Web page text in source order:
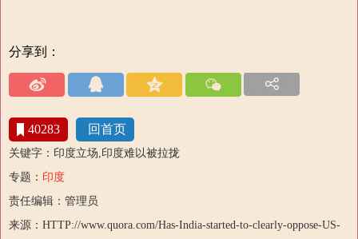
分享到：
40283 回首页
关键字：印度立场,印度难以被拉拢
专题： 印度
责任编辑：管理员
来源：HTTP://www.quora.com/Has-India-started-to-clearly-oppose-US-